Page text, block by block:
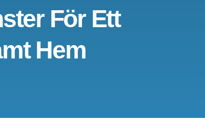
För Ett
Hem